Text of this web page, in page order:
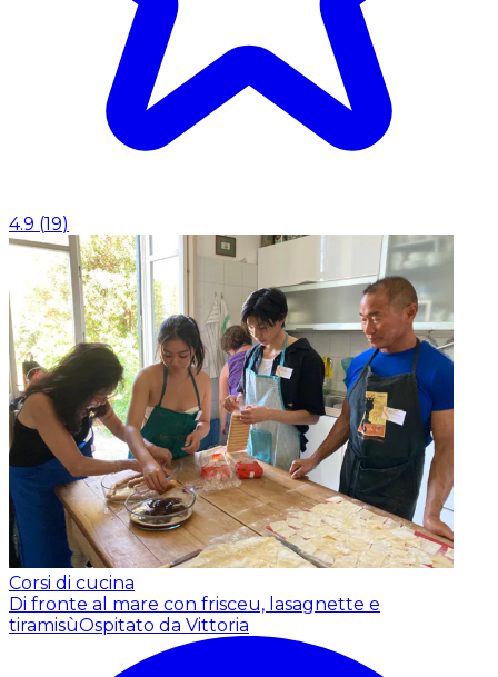
4.9 (19)
Corsi di cucina
Di fronte al mare con frisceu, lasagnette e
tiramisùOspitato da Vittoria